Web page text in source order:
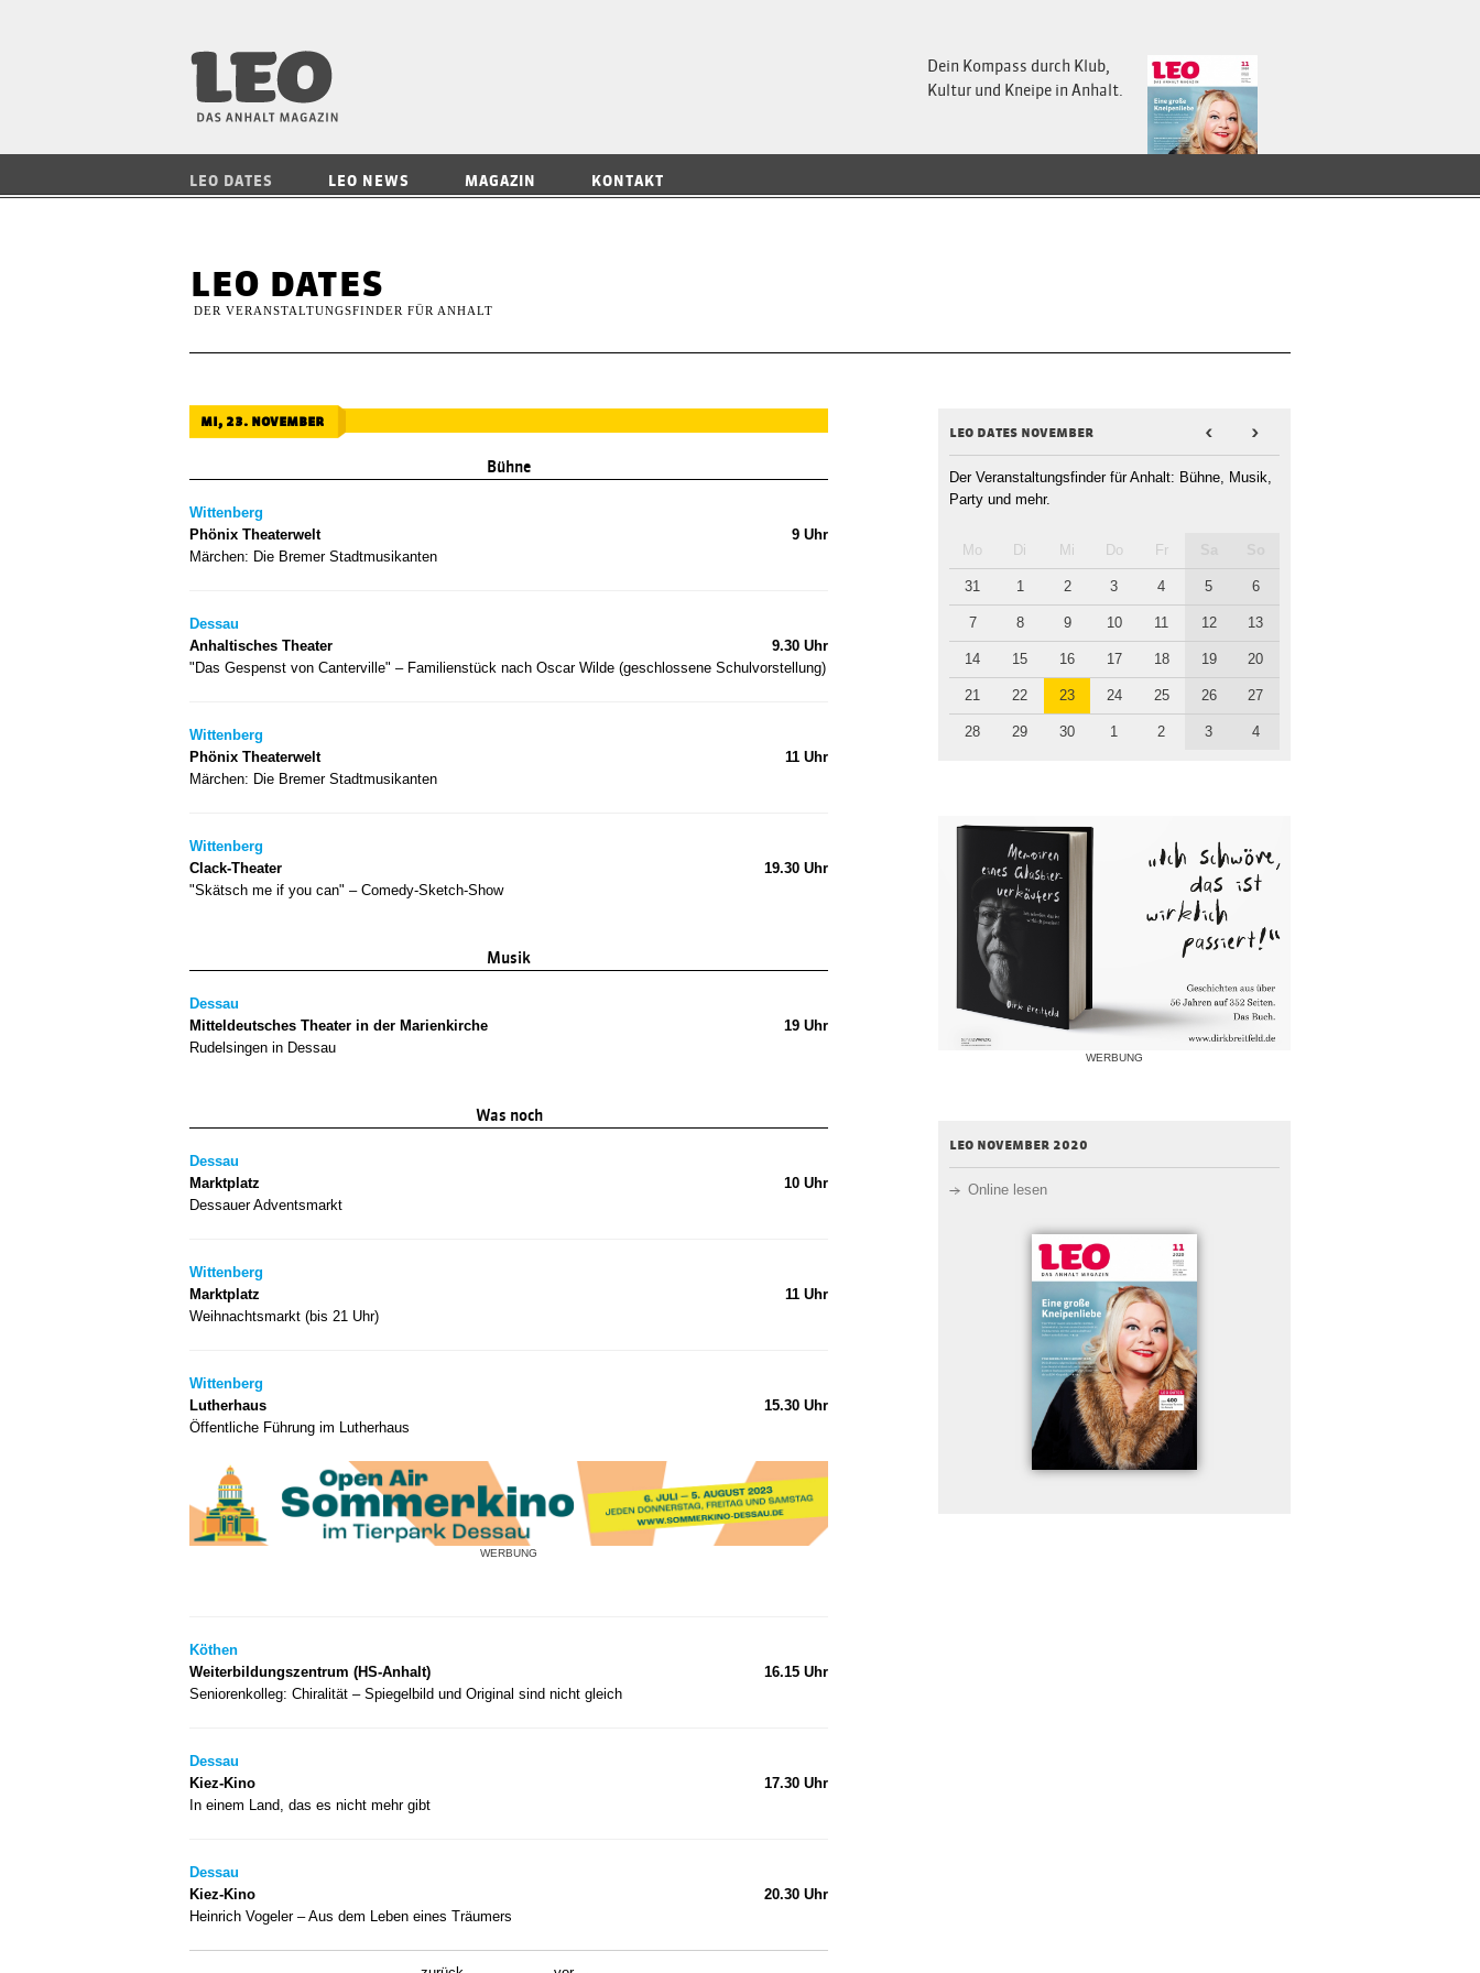
Dein Kompass durch Klub,
Kultur und Kneipe in Anhalt.
LEO DATES LEO NEWS MAGAZIN KONTAKT
leo dates
DER VERANSTALTUNGSFINDER FÜR ANHALT
mi, 23. november
Bühne
Wittenberg
9 Uhr
Phönix Theaterwelt
Märchen: Die Bremer Stadtmusikanten
Dessau
9.30 Uhr
Anhaltisches Theater
"Das Gespenst von Canterville" – Familienstück nach Oscar Wilde (geschlossene Schulvorstellung)
Wittenberg
11 Uhr
Phönix Theaterwelt
Märchen: Die Bremer Stadtmusikanten
Wittenberg
19.30 Uhr
Clack-Theater
"Skätsch me if you can" – Comedy-Sketch-Show
Musik
Dessau
19 Uhr
Mitteldeutsches Theater in der Marienkirche
Rudelsingen in Dessau
Was noch
Dessau
10 Uhr
Marktplatz
Dessauer Adventsmarkt
Wittenberg
11 Uhr
Marktplatz
Weihnachtsmarkt (bis 21 Uhr)
Wittenberg
15.30 Uhr
Lutherhaus
Öffentliche Führung im Lutherhaus
WERBUNG
Köthen
16.15 Uhr
Weiterbildungszentrum (HS-Anhalt)
Seniorenkolleg: Chiralität – Spiegelbild und Original sind nicht gleich
Dessau
17.30 Uhr
Kiez-Kino
In einem Land, das es nicht mehr gibt
Dessau
20.30 Uhr
Kiez-Kino
Heinrich Vogeler – Aus dem Leben eines Träumers
leo dates november < >
Der Veranstaltungsfinder für Anhalt: Bühne, Musik,
Party und mehr.
Mo Di Mi Do Fr
31 1 2 3 4 5 6
7 8 9 10 11 12 13
14 15 16 17 18 19 20
21 22 23 24 25 26 27
28 29 30 1 2 3 4
WERBUNG
leo november 2020
Online lesen